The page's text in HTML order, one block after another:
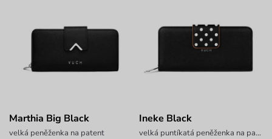
Marthia Big Black
velká peněženka na patent
Ineke Black
velká puntíkatá peněženka na patent